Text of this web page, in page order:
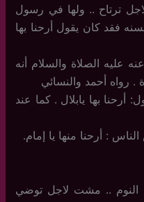
ترتاح .. ولها في رسول
فقد كان يقول أرحنا بها
عليه الصلاة والسلام أنه
رواه أحمد والنسائي
أرحنا بها يابلال . كما عند
: أرحنا منها يا إمام.
النوم .. مشت لاجل توضي